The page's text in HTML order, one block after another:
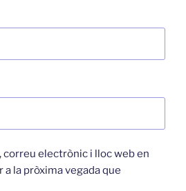
correu electrònic i lloc web en
la pròxima vegada que